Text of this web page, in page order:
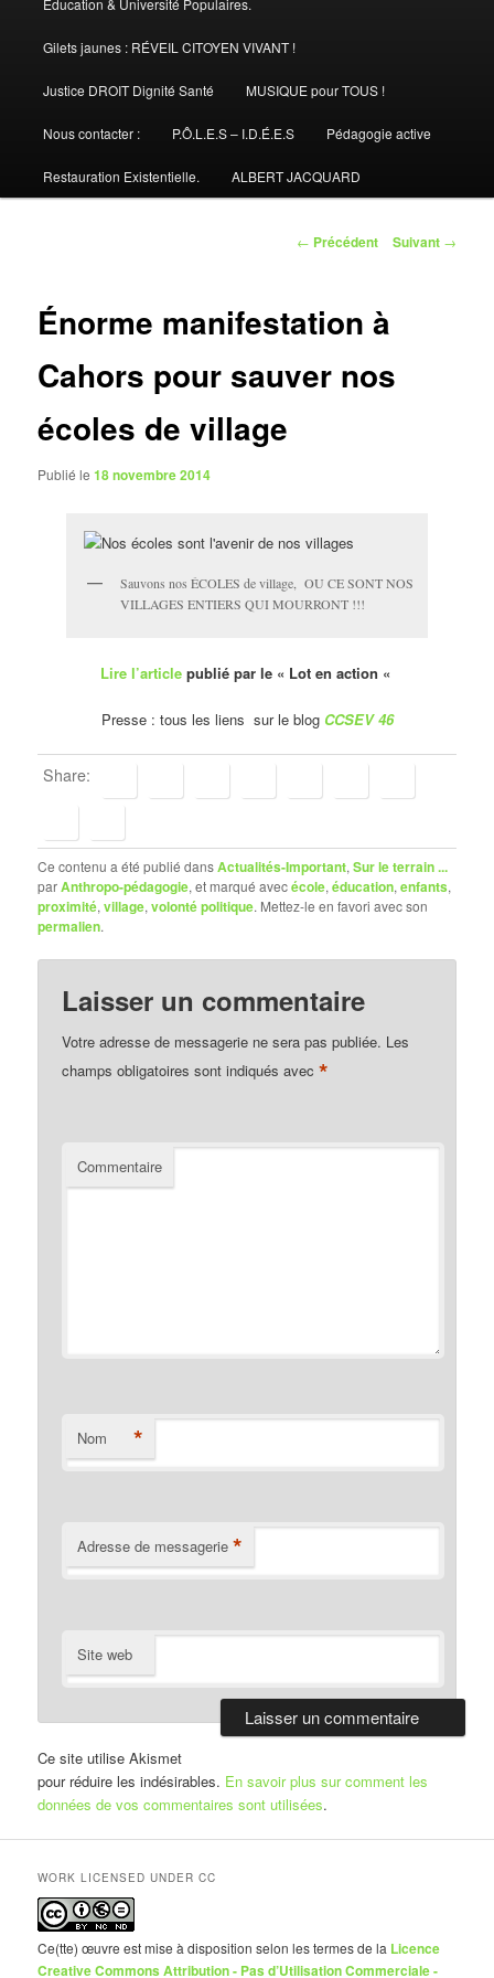
Gilets jaunes : RÉVEIL CITOYEN VIVANT !
Justice DROIT Dignité Santé MUSIQUE pour TOUS !
Nous contacter : P.Ô.L.E.S – I.D.É.E.S Pédagogie active
Restauration Existentielle. ALBERT JACQUARD
Navigation
← Précédent Suivant →
Énorme manifestation à
Cahors pour sauver nos
écoles de village
Publié le18 novembre 2014
Sauvons nos ÉCOLES de village, OU CE SONT NOS
VILLAGES ENTIERS QUI MOURRONT !!!
Lire l’articlepublié par le « Lot en action «
Presse : tous les liens sur le blog CCSEV 46
Share:
Ce contenu a été publié dansActualités-Important,Sur le terrain ...
parAnthropo-pédagogie, et marqué avecécole,éducation,enfants,
proximité,village,volonté politique. Mettez-le en favori avec son
permalien.
Laisser un commentaire
Votre adresse de messagerie ne sera pas publiée. Les
champs obligatoires sont indiqués avec*
Commentaire
Nom *
Adresse de messagerie *
Site web
Ce site utilise Akismet
pour réduire les indésirables. En savoir plus sur comment les
données de vos commentaires sont utilisées.
WORK LICENSED UNDER CC
Ce(tte) œuvre est mise à disposition selon les termes de la Licence
Creative Commons Attribution - Pas d’Utilisation Commerciale -